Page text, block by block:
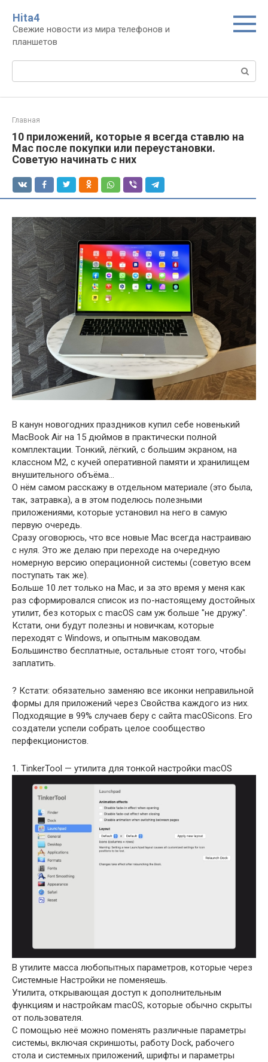
контенту
Нita4
Свежие новости из мира телефонов и
планшетов
Поиск:
Главная
10 приложений, которые я всегда ставлю на
Mac после покупки или переустановки.
Советую начинать с них
В канун новогодних праздников купил себе новенький
MacBook Air на 15 дюймов в практически полной
комплектации. Тонкий, лёгкий, с большим экраном, на
классном M2, с кучей оперативной памяти и хранилищем
внушительного объёма…
О нём самом расскажу в отдельном материале (это была,
так, затравка), а в этом поделюсь полезными
приложениями, которые установил на него в самую
первую очередь.
Сразу оговорюсь, что все новые Mac всегда настраиваю
с нуля. Это же делаю при переходе на очередную
номерную версию операционной системы (советую всем
поступать так же).
Больше 10 лет только на Maс, и за это время у меня как
раз сформировался список из по-настоящему достойных
утилит, без которых с macOS сам уж больше "не дружу".
Кстати, они будут полезны и новичкам, которые
переходят с Windows, и опытным маководам.
Большинство бесплатные, остальные стоят того, чтобы
заплатить.
? Кстати: обязательно заменяю все иконки неправильной
формы для приложений через Свойства каждого из них.
Подходящие в 99% случаев беру с сайта macOSicons. Его
создатели успели собрать целое сообщество
перфекционистов.
1. TinkerTool — утилита для тонкой настройки macOS
В утилите масса любопытных параметров, которые через
Системные Настройки не поменяешь.
Утилита, открывающая доступ к дополнительным
функциям и настройкам macOS, которые обычно скрыты
от пользователя.
С помощью неё можно поменять различные параметры
системы, включая скриншоты, работу Dock, рабочего
стола и системных приложений, шрифты и параметры